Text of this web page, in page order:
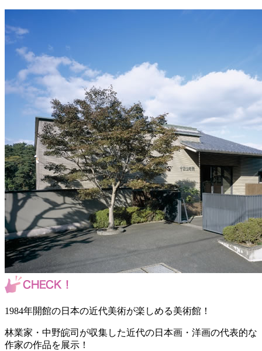
1984年開館の日本の近代美術が楽しめる美術館！
林業家・中野皖司が収集した近代の日本画・洋画の代表的な
作家の作品を展示！